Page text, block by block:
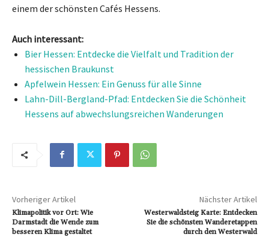
einem der schönsten Cafés Hessens.
Auch interessant:
Bier Hessen: Entdecke die Vielfalt und Tradition der
hessischen Braukunst
Apfelwein Hessen: Ein Genuss für alle Sinne
Lahn-Dill-Bergland-Pfad: Entdecken Sie die Schönheit
Hessens auf abwechslungsreichen Wanderungen
Vorheriger Artikel
Klimapolitik vor Ort: Wie
Darmstadt die Wende zum
besseren Klima gestaltet
Nächster Artikel
Westerwaldsteig Karte: Entdecken
Sie die schönsten Wanderetappen
durch den Westerwald